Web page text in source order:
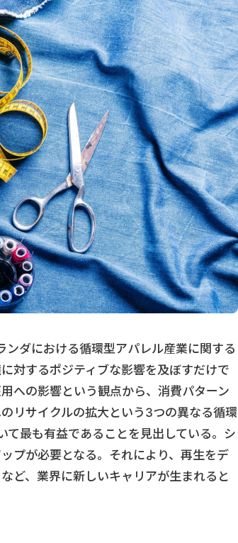
ダにおける循環型アパレル産業に関する
対するポジティブな影響を及ぼすだけで
への影響という観点から、消費パターン
リサイクルの拡大という3つの異なる循環
最も有益であることを見出している。シ
プが必要となる。それにより、再生をデ
ど、業界に新しいキャリアが生まれると